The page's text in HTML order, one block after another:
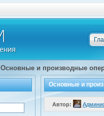
Основные и производные
Основные и
Автор: